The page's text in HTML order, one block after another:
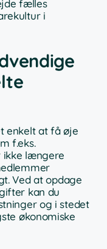
fælles
i
enkelt at få øje
f.eks.
ikke længere
Ved at opdage
kan du
og i stedet
økonomiske